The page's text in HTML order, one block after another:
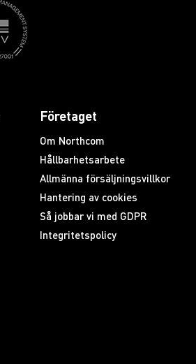
Företaget
Om Northcom
Hållbarhetsarbete
Allmänna försäljningsvillkor
Hantering av cookies
Så jobbar vi med GDPR
Integritetspolicy